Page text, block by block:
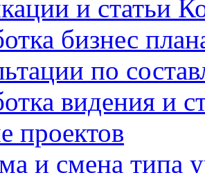
и статьи
бизнес
по
видения и
проектов
и смена типа